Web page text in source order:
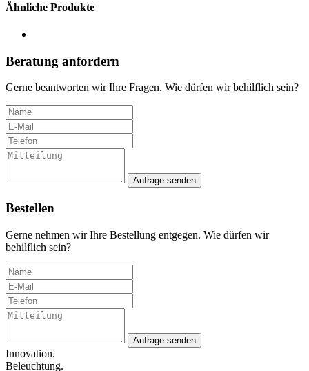
Ähnliche Produkte
Beratung anfordern
Gerne beantworten wir Ihre Fragen. Wie dürfen wir behilflich sein?
Anfrage senden
Bestellen
Gerne nehmen wir Ihre Bestellung entgegen. Wie dürfen wir
behilflich sein?
Anfrage senden
Innovation.
Beleuchtung.